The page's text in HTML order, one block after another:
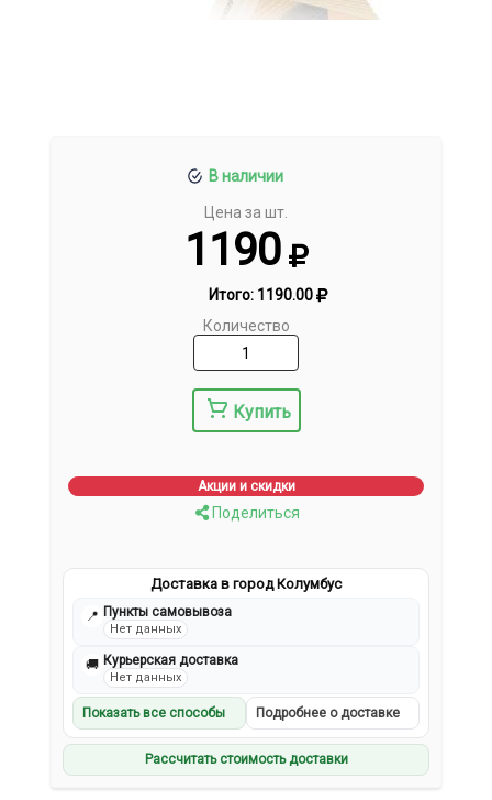
В наличии
Цена за шт.
1190
Итого: 1190.00
Количество
Купить
Акции и скидки
Поделиться
Доставка в город Колумбус
📍 Пункты самовывоза
Нет данных
🚚 Курьерская доставка
Нет данных
Показать все способы Подробнее о доставке
Рассчитать стоимость доставки